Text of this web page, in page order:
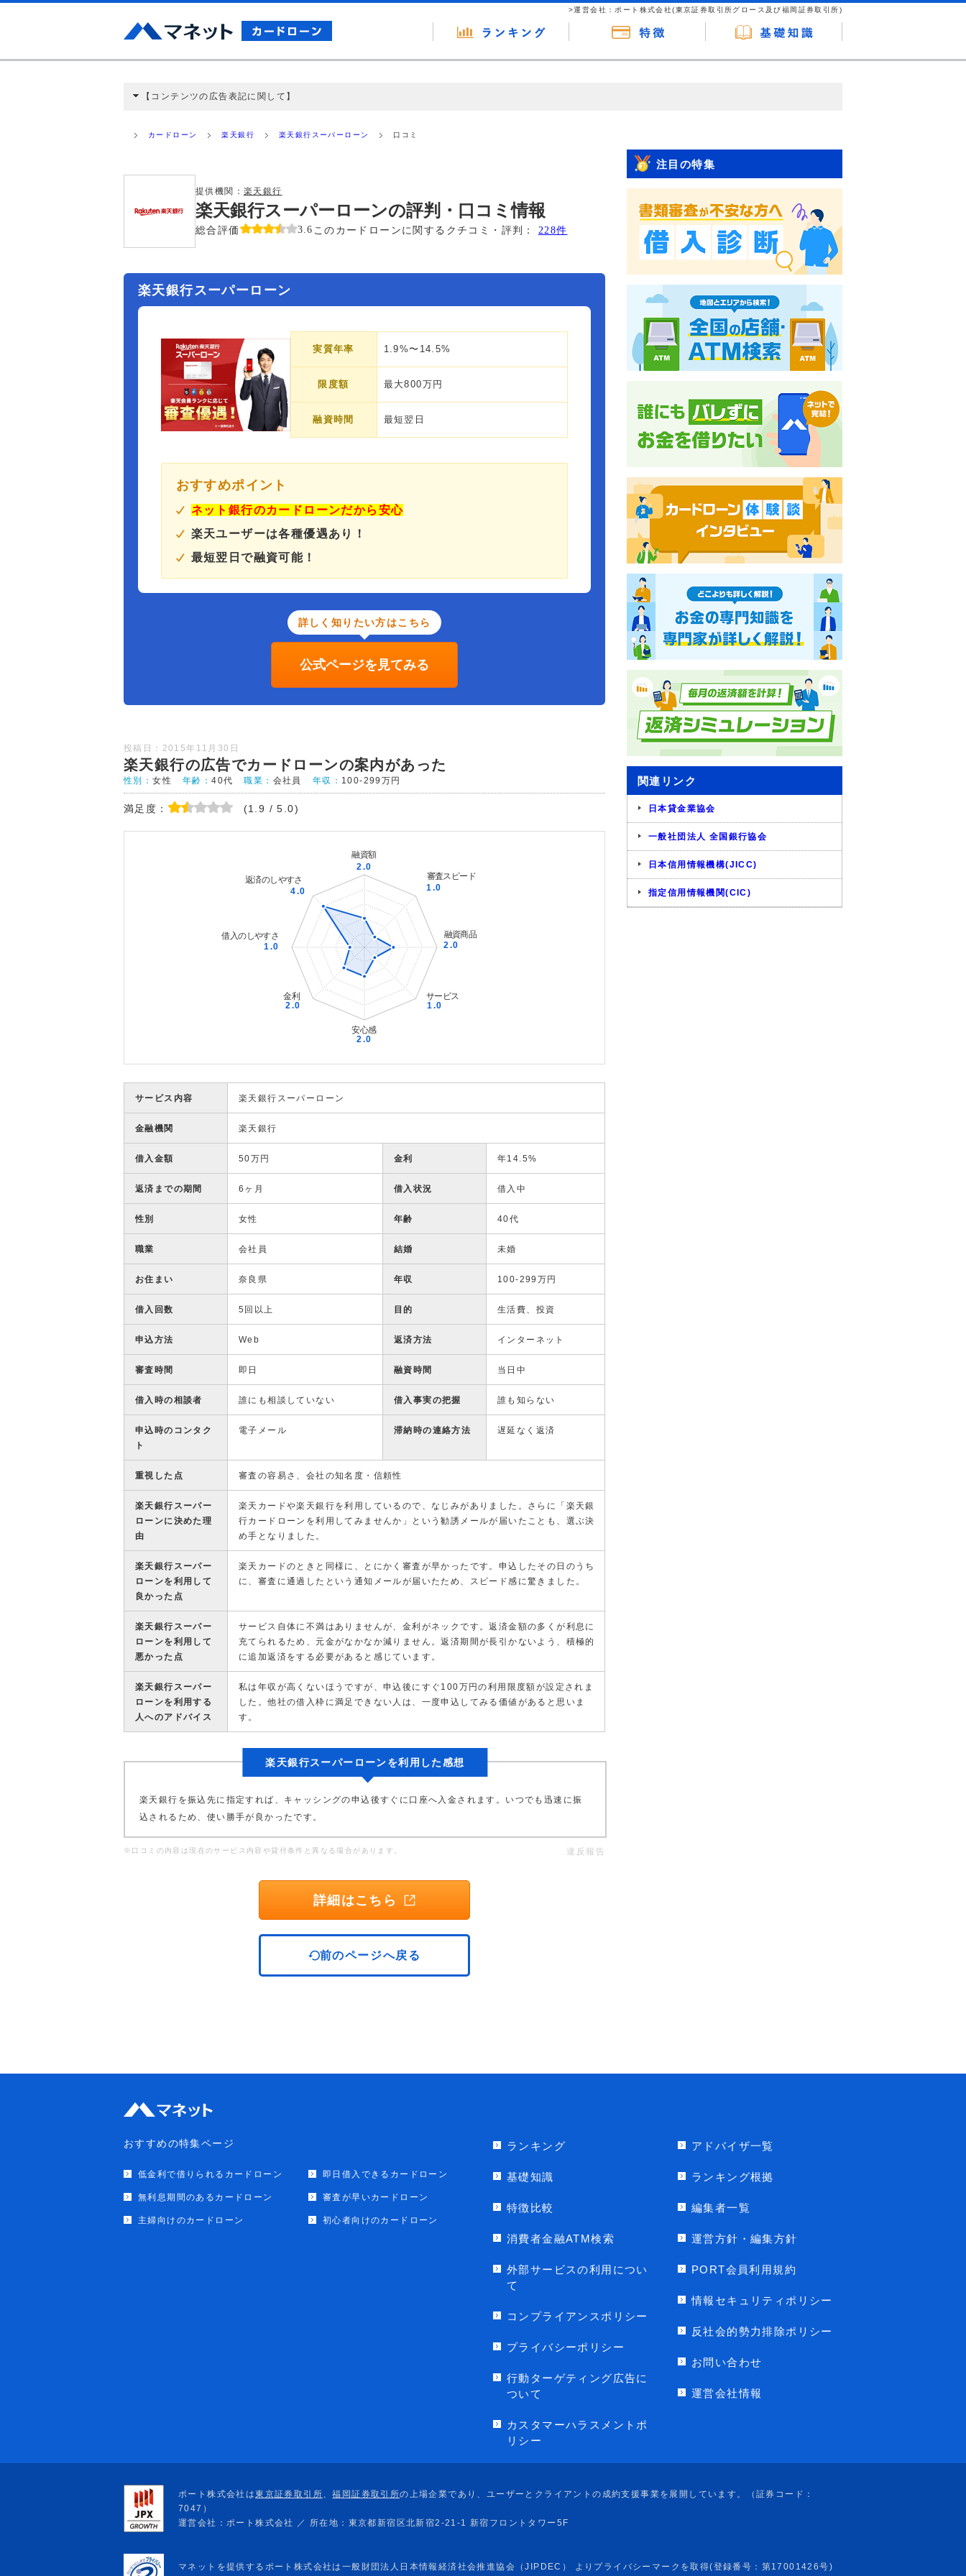
>運営会社：ポート株式会社(東京証券取引所グロース及び福岡証券取引所)
【コンテンツの広告表記に関して】
ミ収集などに基づき、公平性を担保した情報提供を行っています。
カードローン 楽天銀行 楽天銀行スーパーローン 口コミ
提供機関： 楽天銀行
楽天銀行スーパーローンの評判・口コミ情報
総合評価 3.6 このカードローンに関するクチコミ・評判： 228件
楽天銀行スーパーローン
実質年率 1.9%〜14.5%
限度額 最大800万円
融資時間 最短翌日
おすすめポイント
ネット銀行のカードローンだから安心
楽天ユーザーは各種優遇あり！
最短翌日で融資可能！
詳しく知りたい方はこちら
公式ページを見てみる
投稿日：2015年11月30日
楽天銀行の広告でカードローンの案内があった
性別：女性 年齢：40代 職業： 会社員 年収： 100-299万円
満足度： (1.9 / 5.0)
サービス内容 楽天銀行スーパーローン
金融機関 楽天銀行
借入金額 50万円 金利 年14.5%
返済までの期間 6ヶ月 借入状況 借入中
性別 女性 年齢 40代
職業 会社員 結婚 未婚
お住まい 奈良県 年収 100-299万円
借入回数 5回以上 目的 生活費、投資
申込方法 Web 返済方法 インターネット
審査時間 即日 融資時間 当日中
借入時の相談者 誰にも相談していない 借入事実の把握 誰も知らない
申込時のコンタク
ト
電子メール 滞納時の連絡方法 遅延なく返済
重視した点 審査の容易さ、会社の知名度・信頼性
楽天銀行スーパー
ローンに決めた理
由
楽天カードや楽天銀行を利用しているので、なじみがありました。さらに「楽天銀
行カードローンを利用してみませんか」という勧誘メールが届いたことも、選ぶ決
め手となりました。
楽天銀行スーパー
ローンを利用して
良かった点
楽天カードのときと同様に、とにかく審査が早かったです。申込したその日のうち
に、審査に通過したという通知メールが届いたため、スピード感に驚きました。
楽天銀行スーパー
ローンを利用して
悪かった点
サービス自体に不満はありませんが、金利がネックです。返済金額の多くが利息に
充てられるため、元金がなかなか減りません。返済期間が長引かないよう、積極的
に追加返済をする必要があると感じています。
楽天銀行スーパー
ローンを利用する
人へのアドバイス
私は年収が高くないほうですが、申込後にすぐ100万円の利用限度額が設定されま
した。他社の借入枠に満足できない人は、一度申込してみる価値があると思いま
す。
楽天銀行スーパーローンを利用した感想
楽天銀行を振込先に指定すれば、キャッシングの申込後すぐに口座へ入金されます。いつでも迅速に振
込されるため、使い勝手が良かったです。
※口コミの内容は現在のサービス内容や貸付条件と異なる場合があります。 違反報告
詳細はこちら
前のページへ戻る
注目の特集
関連リンク
日本貸金業協会
一般社団法人 全国銀行協会
日本信用情報機構(JICC)
指定信用情報機関(CIC)
おすすめの特集ページ
低金利で借りられるカードローン 即日借入できるカードローン
無利息期間のあるカードローン 審査が早いカードローン
主婦向けのカードローン 初心者向けのカードローン
ランキング
基礎知識
特徴比較
消費者金融ATM検索
外部サービスの利用につい
て
コンプライアンスポリシー
プライバシーポリシー
行動ターゲティング広告に
ついて
カスタマーハラスメントポ
リシー
アドバイザ一覧
ランキング根拠
編集者一覧
運営方針・編集方針
PORT会員利用規約
情報セキュリティポリシー
反社会的勢力排除ポリシー
お問い合わせ
運営会社情報